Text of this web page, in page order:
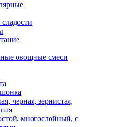
овощные смеси
черная, зернистая,
многослойный, с